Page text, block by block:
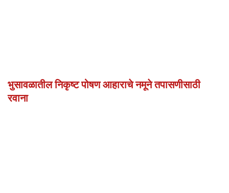
भुसावळातील निकृष्ट पोषण आहाराचे नमूने तपासणीसाठी
रवाना